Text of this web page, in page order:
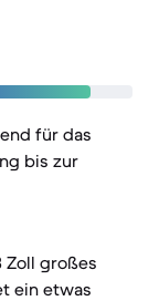
für das
bis zur
Zoll großes
ein etwas